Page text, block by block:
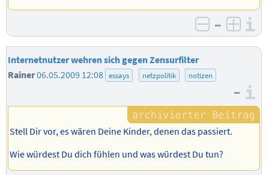
negativ
–
Internetnutzer wehren sich gegen Zensurfilter
Rainer06.05.2009 12:08 essays netzpolitik notizen
–
Stell Dir vor, es wären Deine Kinder, denen das passiert.
Wie würdest Du dich fühlen und was würdest Du tun?